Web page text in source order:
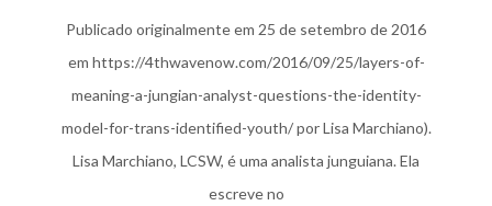
Publicado originalmente em 25 de setembro de 2016
em https://4thwavenow.com/2016/09/25/layers-of-
meaning-a-jungian-analyst-questions-the-identity-
model-for-trans-identified-youth/ por Lisa Marchiano).
Lisa Marchiano, LCSW, é uma analista junguiana. Ela
escreve no